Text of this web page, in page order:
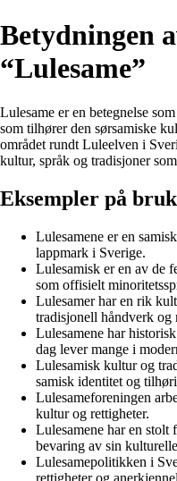
Betydningen
“Lulesame”
Lulesame er en betegnelse
som tilhører den sørsamiske
området rundt Luleelven i
kultur, språk og tradisjoner
Eksempler på bruk
Lulesamene er en
lappmark i Sverige.
Lulesamisk er en av de
som offisielt
Lulesamer har en rik
tradisjonell håndverk og
Lulesamene har
dag lever mange i
Lulesamisk kultur og
samisk identitet og
Lulesameforeningen
kultur og rettigheter.
Lulesamene har en stolt
bevaring av sin
Lulesamepolitikken i
rettigheter og